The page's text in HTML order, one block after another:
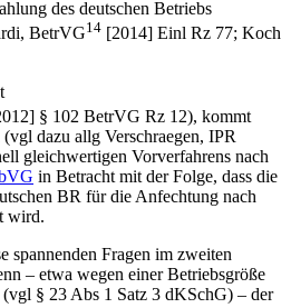
des deutschen Betriebs
, BetrVG14 [2014] Einl Rz 77; Koch
§ 102 BetrVG Rz 12), kommt
(vgl dazu allg Verschraegen, IPR
gleichwertigen Vorverfahrens nach
in Betracht mit der Folge, dass die
BR für die Anfechtung nach
wird.
spannenden Fragen im zweiten
– etwa wegen einer Betriebsgröße
§ 23 Abs 1 Satz 3 dKSchG) – der